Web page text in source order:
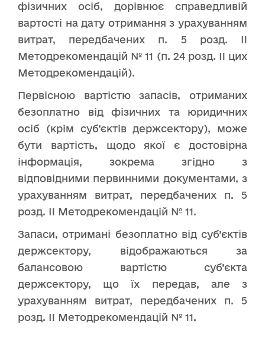
фізичних осіб, дорівнює справедливій
вартості на дату отримання з урахуванням
витрат, передбачених п. 5 розд. II
Методрекомендацій № 11 (п. 24 розд. II цих
Методрекомендацій).
Первісною вартістю запасів, отриманих
безоплатно від фізичних та юридичних
осіб (крім суб’єктів держсектору), може
бути вартість, щодо якої є достовірна
інформація, зокрема згідно з
відповідними первинними документами, з
урахуванням витрат, передбачених п. 5
розд. II Методрекомендацій № 11.
Запаси, отримані безоплатно від суб’єктів
держсектору, відображаються за
балансовою вартістю суб’єкта
держсектору, що їх передав, але з
урахуванням витрат, передбачених п. 5
розд. II Методрекомендацій № 11.